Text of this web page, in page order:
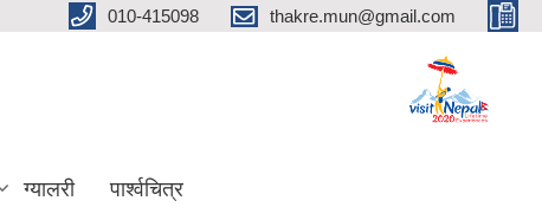
010-415098 thakre.mun@gmail.com
ग्यालरी पार्श्वचित्र